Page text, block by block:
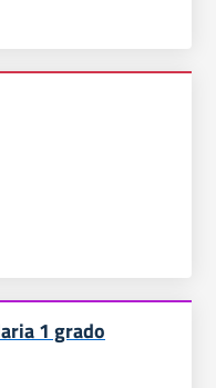
1 grado